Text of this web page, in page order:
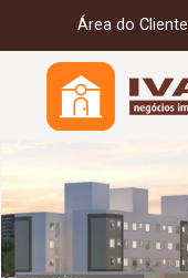
Área do Cliente